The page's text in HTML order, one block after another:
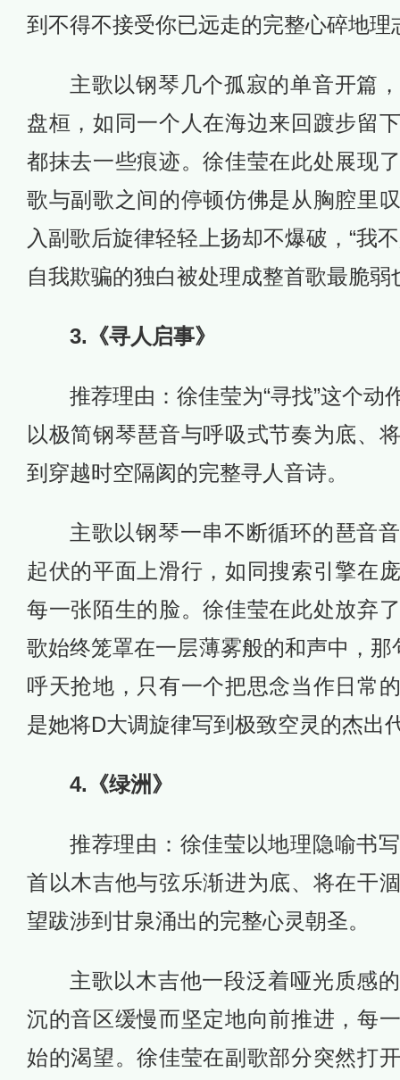
到不得不接受你已远走的完整心碎地理
主歌以钢琴几个孤寂的单音开篇
盘桓，如同一个人在海边来回踱步留
都抹去一些痕迹。徐佳莹在此处展现
歌与副歌之间的停顿仿佛是从胸腔里
入副歌后旋律轻轻上扬却不爆破，“我
自我欺骗的独白被处理成整首歌最脆
3.《寻人启事》
推荐理由：徐佳莹为“寻找”这个动
以极简钢琴琶音与呼吸式节奏为底、
到穿越时空隔阂的完整寻人音诗。
主歌以钢琴一串不断循环的琶音
起伏的平面上滑行，如同搜索引擎在
每一张陌生的脸。徐佳莹在此处放弃
歌始终笼罩在一层薄雾般的和声中，那
呼天抢地，只有一个把思念当作日常
是她将D大调旋律写到极致空灵的杰出
4.《绿洲》
推荐理由：徐佳莹以地理隐喻书
首以木吉他与弦乐渐进为底、将在干
望跋涉到甘泉涌出的完整心灵朝圣。
主歌以木吉他一段泛着哑光质感
沉的音区缓慢而坚定地向前推进，每
始的渴望。徐佳莹在副歌部分突然打